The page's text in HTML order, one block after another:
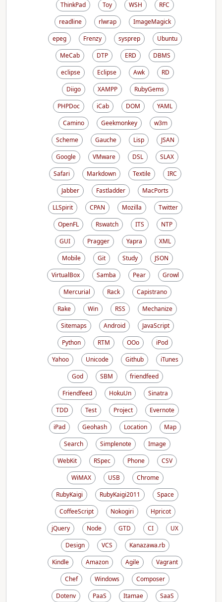
ThinkPad
Toy WSH
RFC
readline
rlwrap
ImageMagick
epeg
Frenzy sysprep
Ubuntu
MeCab
DTP ERD
DBMS
eclipse
Eclipse Awk
RD
Diigo
XAMPP
RubyGems
PHPDoc
iCab DOM
YAML
Camino
Geekmonkey
w3m
Scheme
Gauche Lisp
JSAN
Google
VMware DSL
SLAX
Safari
Markdown Textile
IRC
Jabber
Fastladder
MacPorts
LLSpirit
CPAN Mozilla
Twitter
OpenFL
Rswatch ITS
NTP
GUI
Pragger Yapra
XML
Mobile
Git Study
JSON
VirtualBox
Samba Pear
Growl
Mercurial
Rack
Capistrano
Rake
Win RSS
Mechanize
Sitemaps
Android
JavaScript
Python
RTM OOo
iPod
Yahoo
Unicode Github
iTunes
God
SBM
friendfeed
Friendfeed
HokuUn
Sinatra
TDD
Test Project
Evernote
iPad
Geohash Location
Map
Search
Simplenote
Image
WebKit
RSpec Phone
CSV
WiMAX
USB
Chrome
RubyKaigi
RubyKaigi2011
Space
CoffeeScript
Nokogiri
Hpricot
jQuery
Node GTD CI
UX
Design
VCS
Kanazawa.rb
Kindle
Amazon Agile
Vagrant
Chef
Windows
Composer
Dotenv
PaaS Itamae
SaaS